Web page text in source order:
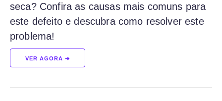
seca? Confira as causas mais comuns para
este defeito e descubra como resolver este
problema!
VER AGORA ➔